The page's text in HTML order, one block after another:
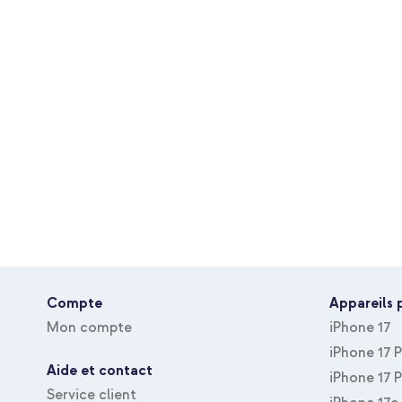
Résistant À L'eau
Compte
Mon compte
Aide et contact
Service client
Appareils
iPhone 17
iPhone 17
iPhone 17